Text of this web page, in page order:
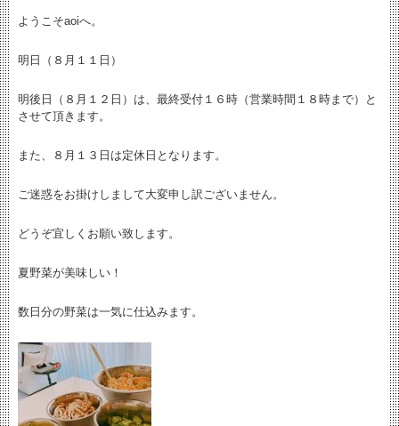
ようこそaoiへ。
明日（８月１１日）
明後日（８月１２日）は、最終受付１６時（営業時間１８時まで）と
させて頂きます。
また、８月１３日は定休日となります。
ご迷惑をお掛けしまして大変申し訳ございません。
どうぞ宜しくお願い致します。
夏野菜が美味しい！
数日分の野菜は一気に仕込みます。